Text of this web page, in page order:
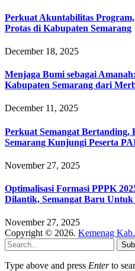
Perkuat Akuntabilitas
Protas di Kabupaten Semarang
December 18, 2025
Menjaga Bumi sebagai
Kabupaten Semarang dari
December 11, 2025
Perkuat Semangat Bertanding,
Semarang Kunjungi Peserta
November 27, 2025
Optimalisasi Formasi PPPK
Dilantik, Semangat Baru
November 27, 2025
Copyright © 2026. Kemenag
Type above and press Enterto